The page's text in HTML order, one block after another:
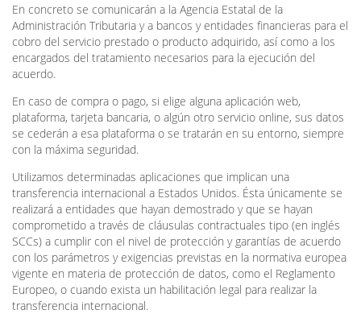
En concreto se comunicarán a la Agencia Estatal de la
Administración Tributaria y a bancos y entidades financieras para el
cobro del servicio prestado o producto adquirido, así como a los
encargados del tratamiento necesarios para la ejecución del
acuerdo.
En caso de compra o pago, si elige alguna aplicación web,
plataforma, tarjeta bancaria, o algún otro servicio online, sus datos
se cederán a esa plataforma o se tratarán en su entorno, siempre
con la máxima seguridad.
Utilizamos determinadas aplicaciones que implican una
transferencia internacional a Estados Unidos. Ésta únicamente se
realizará a entidades que hayan demostrado y que se hayan
comprometido a través de cláusulas contractuales tipo (en inglés
SCCs) a cumplir con el nivel de protección y garantías de acuerdo
con los parámetros y exigencias previstas en la normativa europea
vigente en materia de protección de datos, como el Reglamento
Europeo, o cuando exista un habilitación legal para realizar la
transferencia internacional.